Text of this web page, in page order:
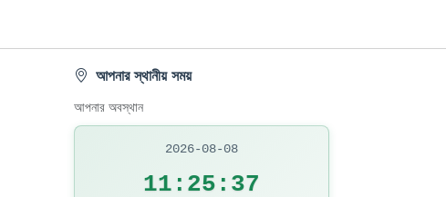
আপনার স্থানীয় সময়
আপনার অবস্থান
2026-08-08
11:25:38